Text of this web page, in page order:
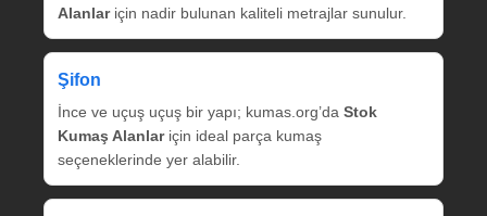
Alanlariçin nadir bulunan kaliteli metrajlar sunulur.
Şifon
İnce ve uçuş uçuş bir yapı; kumas.org’da Stok
Kumaş Alanlariçin ideal parça kumaş
seçeneklerinde yer alabilir.